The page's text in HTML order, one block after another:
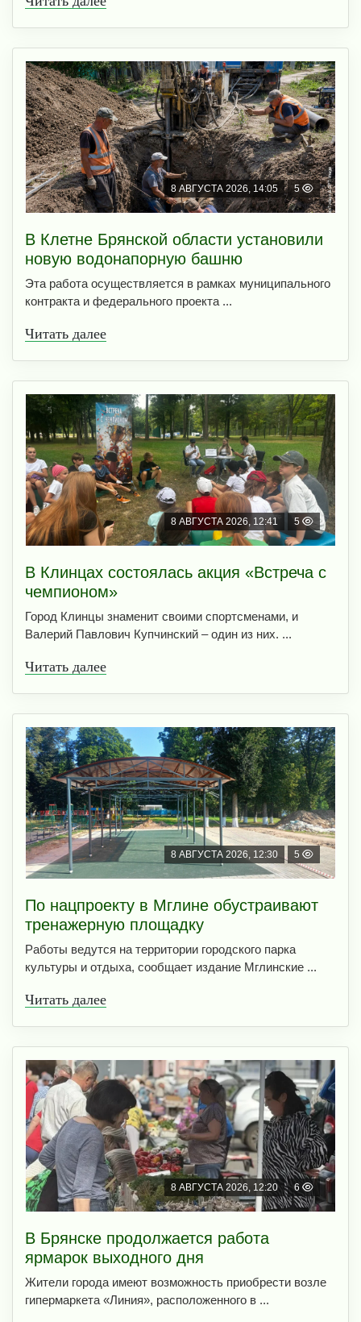
8 АВГУСТА 2026, 14:05 5
В Клетне Брянской области установили
новую водонапорную башню
Эта работа осуществляется в рамках муниципального
контракта и федерального проекта ...
Читать далее
8 АВГУСТА 2026, 12:41 5
В Клинцах состоялась акция «Встреча с
чемпионом»
Город Клинцы знаменит своими спортсменами, и
Валерий Павлович Купчинский – один из них. ...
Читать далее
8 АВГУСТА 2026, 12:30 5
По нацпроекту в Мглине обустраивают
тренажерную площадку
Работы ведутся на территории городского парка
культуры и отдыха, сообщает издание Мглинские ...
Читать далее
8 АВГУСТА 2026, 12:20 6
В Брянске продолжается работа
ярмарок выходного дня
Жители города имеют возможность приобрести возле
гипермаркета «Линия», расположенного в ...